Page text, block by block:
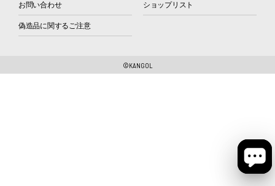
お問い合わせ ショップリスト
偽造品に関するご注意
©KANGOL